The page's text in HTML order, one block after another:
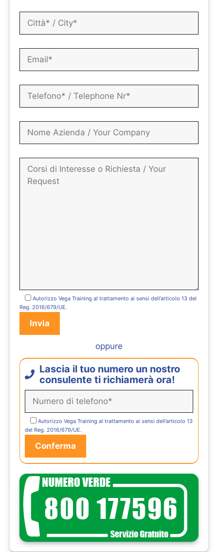
Autorizzo Vega Training al trattamento ai sensi dell’articolo 13 del
Reg. 2016/679/UE.
oppure
Lascia il tuo numero un nostro
consulente ti richiamerà ora!
Autorizzo Vega Training al trattamento ai sensi dell’articolo 13
del Reg. 2016/679/UE.